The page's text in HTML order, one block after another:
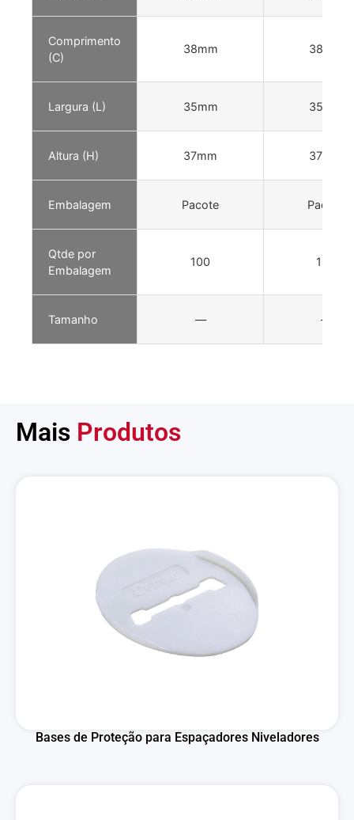
Comprimento
(C)
38mm 38mm
Largura (L) 35mm 35mm
Altura (H) 37mm 37mm
Embalagem Pacote Pacote
Qtde por
Embalagem
100 100
Tamanho — —
Mais Produtos
Bases de Proteção para Espaçadores Niveladores